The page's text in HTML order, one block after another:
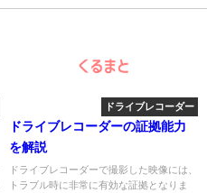
ドライブレコーダー
ドライブレコーダーの証拠能力
を解説
ドライブレコーダーで撮影した映像には、
トラブル時に非常に有効な証拠となりま